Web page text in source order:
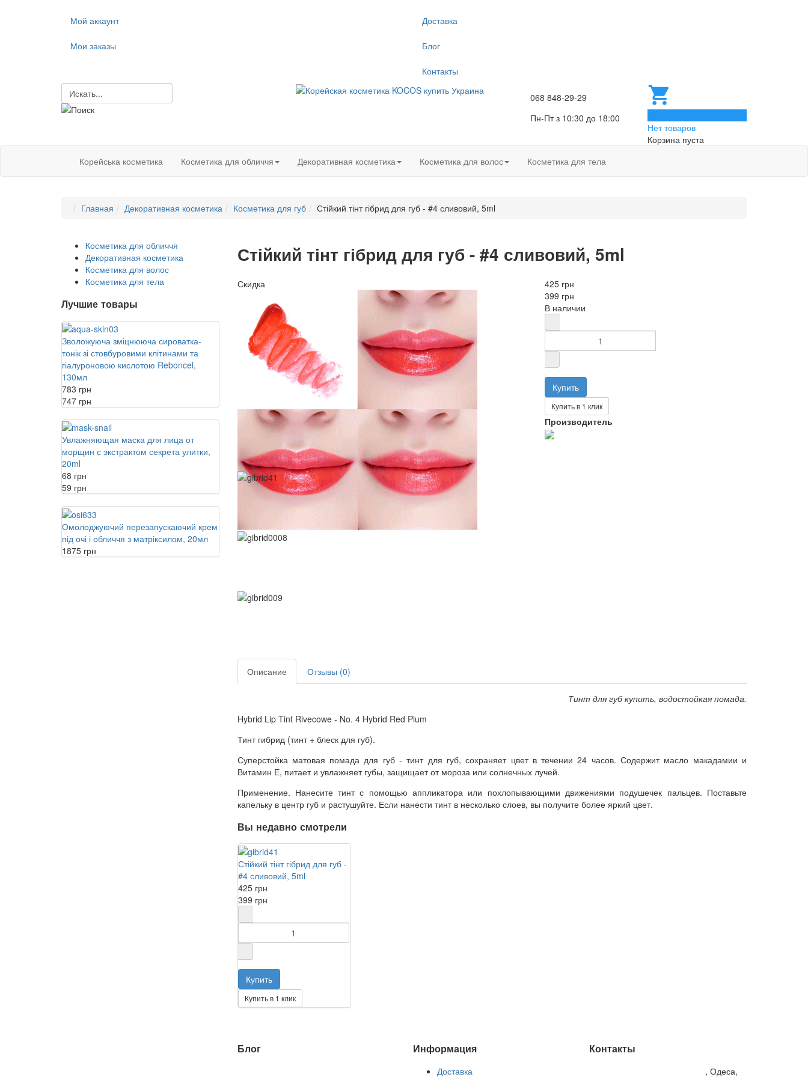
Мой аккаунт
Мои заказы
Доставка
Блог
Контакты
068 848-29-29
Пн-Пт з 10:30 до 18:00
Нет товаров
Корзина пуста
Корейська косметика
Косметика для обличчя Декоративная косметика Косметика для волос Косметика для тела
Главная Декоративная косметика Косметика для губ Стійкий тінт гібрид для губ - #4 сливовий, 5ml
Стійкий тінт гібрид для губ - #4 сливовий, 5ml
Скидка
425 грн
399 грн
В наличии
Купить в 1 клик
Производитель
Описание Отзывы (0)
Тинт для губ купить, водостойкая помада.
Hybrid Lip Tint Rivecowe - No. 4 Hybrid Red Plum
Тинт гибрид (тинт + блеск для губ).
Суперстойка матовая помада для губ - тинт для губ, сохраняет цвет в течении 24 часов. Содержит масло макадамии и
Витамин Е, питает и увлажняет губы, защищает от мороза или солнечных лучей.
Применение. Нанесите тинт с помощью аппликатора или похлопывающими движениями подушечек пальцев. Поставьте
капельку в центр губ и растушуйте. Если нанести тинт в несколько слоев, вы получите более яркий цвет.
Вы недавно смотрели
Стійкий тінт гібрид для губ -
#4 сливовий, 5ml
425 грн
399 грн
Купить в 1 клик
Косметика для обличчя
Декоративная косметика
Косметика для волос
Косметика для тела
Лучшие товары
Зволожуюча зміцнююча сироватка-
тонік зі стовбуровими клітинами та
гіалуроновою кислотою Reboncel,
130мл
783 грн
747 грн
Увлажняющая маска для лица от
морщин с экстрактом секрета улитки,
20ml
68 грн
59 грн
Омолоджуючий перезапускаючий крем
під очі і обличчя з матріксилом, 20мл
1875 грн
Блог Информация
Доставка
Контакты
, Одеса,